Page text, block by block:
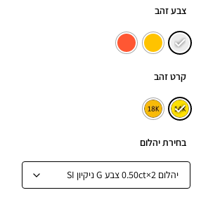
צבע זהב
קרט זהב
בחירת יהלום